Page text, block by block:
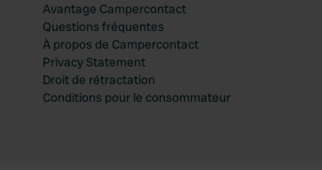
Avantage Campercontact
Questions fréquentes
À propos de Campercontact
Privacy Statement
Droit de rétractation
Conditions pour le consommateur